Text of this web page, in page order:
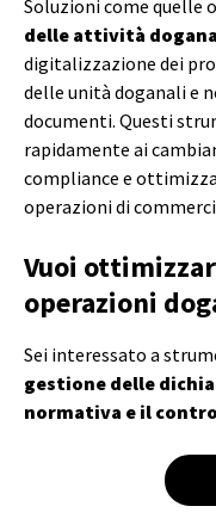
Soluzioni come quelle
delle attività
digitalizzazione dei
delle unità doganali e
documenti. Questi
rapidamente ai
compliance e
operazioni di
Vuoi
operazioni
Sei interessato a
gestione delle
normativa e il